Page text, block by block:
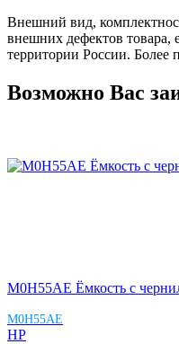
Внешний вид,
внешних дефектов
территории России. Более
Возможно Вас
M0H55AE Ёмкость с
M0H55AE
HP